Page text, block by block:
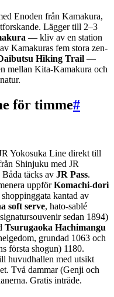
Enoden från Kamakura,
Lägger till 2–3
— kliv av en station
Kamakuras fem stora zen-
Hiking Trail —
mellan Kita-Kamakura och
för timme#
Yokosuka Line direkt till
Shinjuku med JR
täcks av JR Pass.
uppförKomachi-dori
kantad av
soft serve, hato-sablé
sedan 1894)
Tsurugaoka Hachimangu
grundad 1063 och
första shogun) 1180.
huvudhallen med utsikt
Två dammar (Genji och
Gratis inträde.